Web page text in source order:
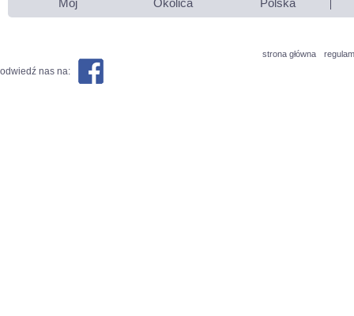
Mój Okolica Polska
strona główna
odwiedź nas na: